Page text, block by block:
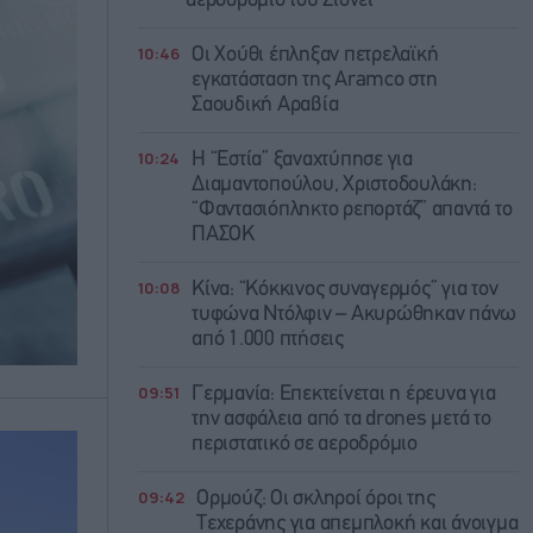
10:46
Οι Χούθι έπληξαν πετρελαϊκή
εγκατάσταση της Aramco στη
Σαουδική Αραβία
10:24
Η “Εστία” ξαναχτύπησε για
Διαμαντοπούλου, Χριστοδουλάκη:
“Φαντασιόπληκτο ρεπορτάζ” απαντά το
ΠΑΣΟΚ
10:08
Κίνα: “Κόκκινος συναγερμός” για τον
τυφώνα Ντόλφιν – Ακυρώθηκαν πάνω
από 1.000 πτήσεις
09:51
Γερμανία: Επεκτείνεται η έρευνα για
την ασφάλεια από τα drones μετά το
περιστατικό σε αεροδρόμιο
09:42
Ορμούζ: Οι σκληροί όροι της
Τεχεράνης για απεμπλοκή και άνοιγμα